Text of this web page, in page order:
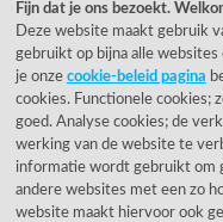
Bekijk sfeerfoto's
Showroom
Dinsdag
Woensdag
Donderdag
Fijn dat je ons bezoekt.
Deze website maakt gebruik
gebruikt op bijna alle
je onze cookie-beleid pagina
cookies. Functionele cookies;
goed. Analyse cookies; de
werking van de website te
informatie wordt gebruikt om
andere websites met een zo
website maakt hiervoor ook